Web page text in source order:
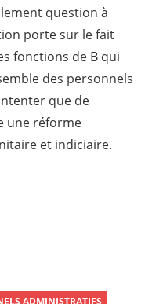
question à
porte sur le fait
fonctions de B qui
des personnels
que de
une réforme
et indiciaire.
ADMINISTRATIFS